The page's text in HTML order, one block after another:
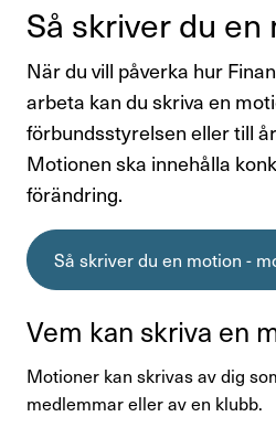
Personlig
Så skriver du en
När du vill påverka hur
arbeta kan du skriva en
förbundsstyrelsen eller till
Motionen ska innehålla
förändring.
Så skriver du en motion -
Vem kan skriva en
Motioner kan skrivas av dig
medlemmar eller av en klubb.